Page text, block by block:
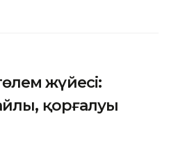
жүйесі:
қорғалуы